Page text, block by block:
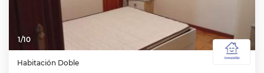
1/10
Habitación Doble